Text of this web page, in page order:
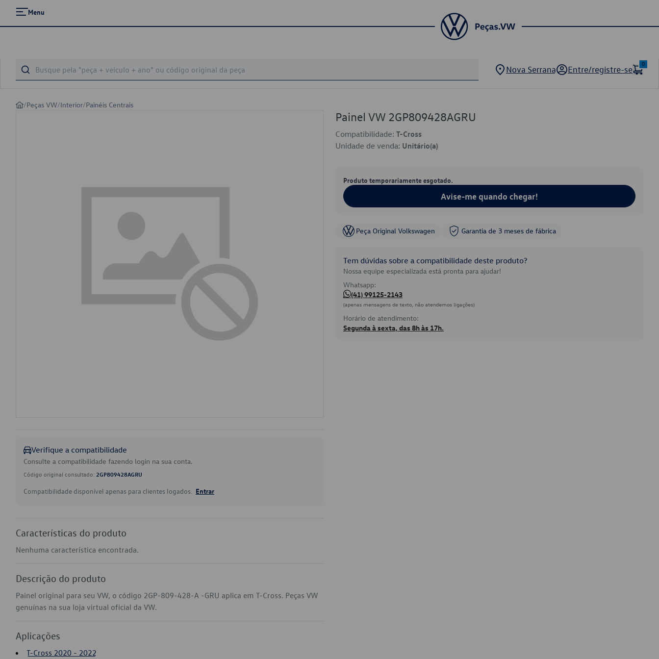
Menu
Nova Serrana Entre/registre-se
0
/Peças VW/Interior/Painéis Centrais
Verifique a compatibilidade
Consulte a compatibilidade fazendo login na sua conta.
Código original consultado: 2GP809428AGRU
Compatibilidade disponível apenas para clientes logados. Entrar
Características do produto
Nenhuma característica encontrada.
Descrição do produto
Painel original para seu VW, o código 2GP-809-428-A -GRU aplica em T-Cross. Peças VW
genuínas na sua loja virtual oficial da VW.
Aplicações
T-Cross 2020 - 2022
Painel VW 2GP809428AGRU
Compatibilidade: T-Cross
Unidade de venda: Unitário(a)
Produto temporariamente esgotado.
Avise-me quando chegar!
Peça Original Volkswagen Garantia de 3 meses de fábrica
Tem dúvidas sobre a compatibilidade deste produto?
Nossa equipe especializada está pronta para ajudar!
Whatsapp:
(41) 99125-2143
(apenas mensagens de texto, não atendemos ligações)
Horário de atendimento:
Segunda à sexta, das 8h às 17h.